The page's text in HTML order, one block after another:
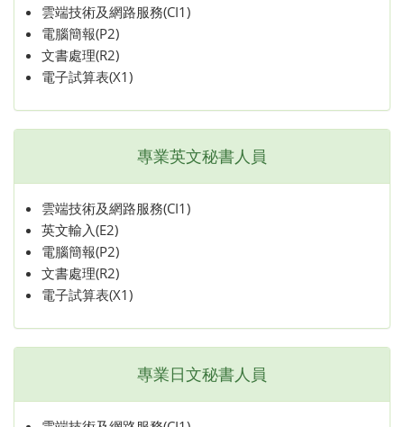
雲端技術及網路服務(CI1)
電腦簡報(P2)
文書處理(R2)
電子試算表(X1)
專業英文秘書人員
雲端技術及網路服務(CI1)
英文輸入(E2)
電腦簡報(P2)
文書處理(R2)
電子試算表(X1)
專業日文秘書人員